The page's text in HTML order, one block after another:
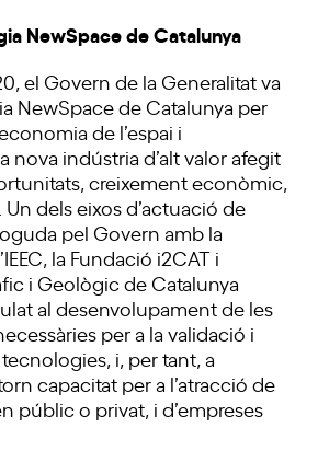
NewSpace de Catalunya
el Govern de la Generalitat va
NewSpace de Catalunya per
de l’espai i
nova indústria d’alt valor afegit
creixement econòmic,
dels eixos d’actuació de
pel Govern amb la
la Fundació i2CAT i
i Geològic de Catalunya
al desenvolupament de les
per a la validació i
tecnologies, i, per tant, a
capacitat per a l’atracció de
públic o privat, i d’empreses